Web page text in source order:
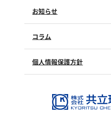
製品のご購入について
SDSについて
水銀使用製品について
該非判定書について
試薬サンプル
製品カタログ
お知らせ
コラム
個人情報保護方針
アルカリ度
pH
ほう素
シアン